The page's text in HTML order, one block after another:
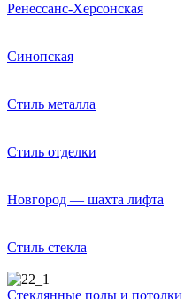
Ренессанс-Херсонская
Синопская
Стиль металла
Стиль отделки
Новгород — шахта лифта
Стиль стекла
Стеклянные полы и потолки